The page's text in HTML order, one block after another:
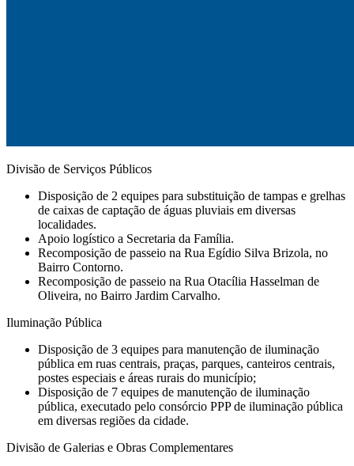
Divisão de Serviços Públicos
Disposição de 2 equipes para substituição de tampas e grelhas
de caixas de captação de águas pluviais em diversas
localidades.
Apoio logístico a Secretaria da Família.
Recomposição de passeio na Rua Egídio Silva Brizola, no
Bairro Contorno.
Recomposição de passeio na Rua Otacília Hasselman de
Oliveira, no Bairro Jardim Carvalho.
Iluminação Pública
Disposição de 3 equipes para manutenção de iluminação
pública em ruas centrais, praças, parques, canteiros centrais,
postes especiais e áreas rurais do município;
Disposição de 7 equipes de manutenção de iluminação
pública, executado pelo consórcio PPP de iluminação pública
em diversas regiões da cidade.
Divisão de Galerias e Obras Complementares